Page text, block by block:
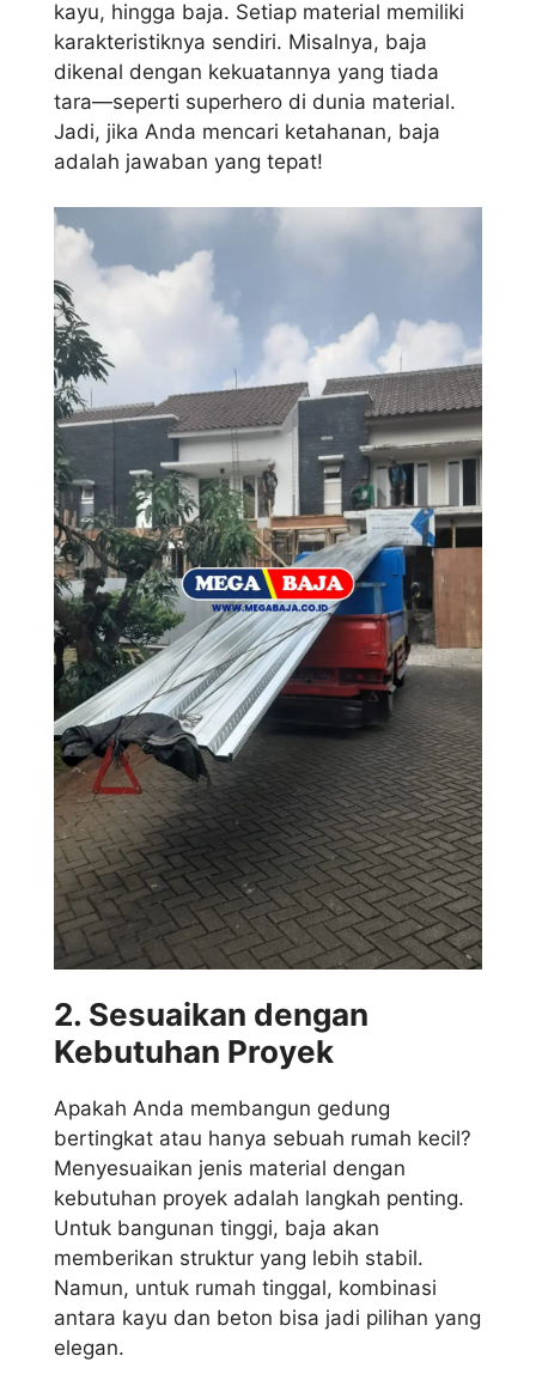
kayu, hingga baja. Setiap material memiliki
karakteristiknya sendiri. Misalnya, baja
dikenal dengan kekuatannya yang tiada
tara—seperti superhero di dunia material.
Jadi, jika Anda mencari ketahanan, baja
adalah jawaban yang tepat!
2. Sesuaikan dengan
Kebutuhan Proyek
Apakah Anda membangun gedung
bertingkat atau hanya sebuah rumah kecil?
Menyesuaikan jenis material dengan
kebutuhan proyek adalah langkah penting.
Untuk bangunan tinggi, baja akan
memberikan struktur yang lebih stabil.
Namun, untuk rumah tinggal, kombinasi
antara kayu dan beton bisa jadi pilihan yang
elegan.